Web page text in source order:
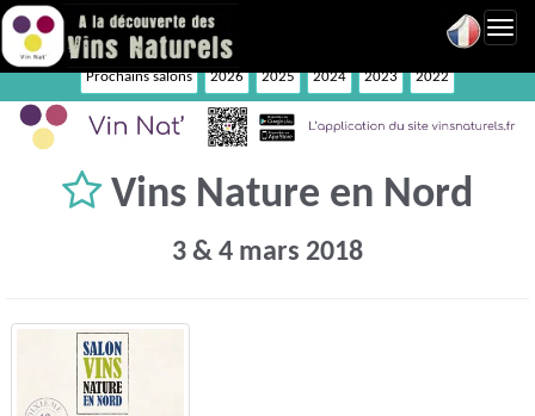
Prochains salons 2026 2025 2024 2023 2022
Vins Nature en Nord
3 & 4 mars 2018